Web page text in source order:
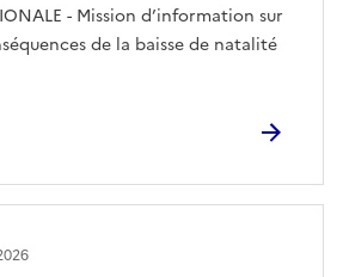
- Mission d’information sur
de la baisse de natalité